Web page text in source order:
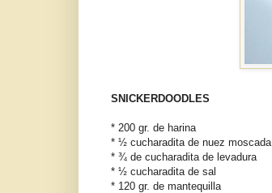
SNICKERDOODLES
* 200 gr. de harina
* ½ cucharadita de nuez moscada
* ¾ de cucharadita de levadura
* ½ cucharadita de sal
* 120 gr. de mantequilla